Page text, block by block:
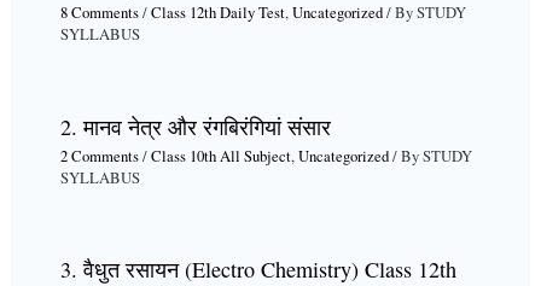
8 Comments/Class 12th Daily Test,Uncategorized/ BySTUDY
SYLLABUS
2. मानव नेत्र और रंगबिरंगियां संसार
2 Comments/Class 10th All Subject,Uncategorized/ BySTUDY
SYLLABUS
3. वैधुत रसायन (Electro Chemistry) Class 12th